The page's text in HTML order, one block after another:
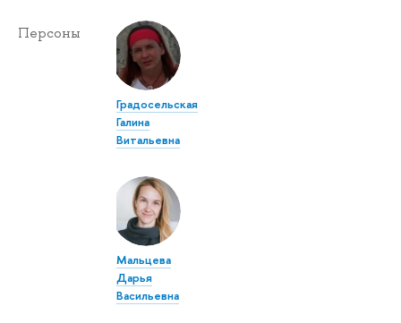
Персоны
Градосельская
Галина
Витальевна
Мальцева
Дарья
Васильевна